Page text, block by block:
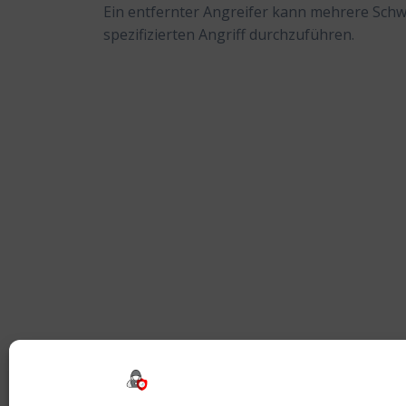
Ein entfernter Angreifer kann mehrere
spezifizierten Angriff durchzuführen.